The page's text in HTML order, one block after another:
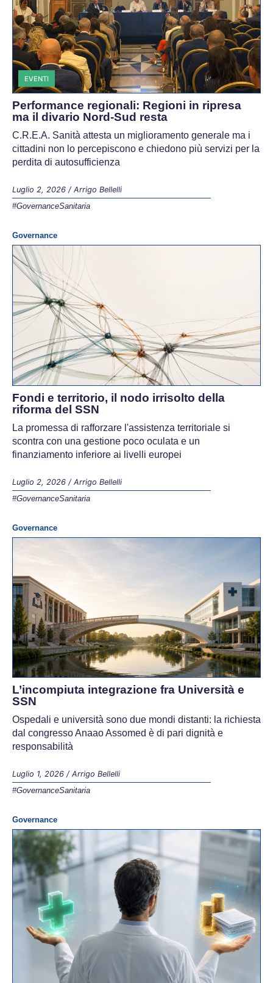
EVENTI
Performance regionali: Regioni in ripresa
ma il divario Nord-Sud resta
C.R.E.A. Sanità attesta un miglioramento generale ma i
cittadini non lo percepiscono e chiedono più servizi per la
perdita di autosufficienza
Luglio 2, 2026 / Arrigo Bellelli
#GovernanceSanitaria
Governance
Fondi e territorio, il nodo irrisolto della
riforma del SSN
La promessa di rafforzare l'assistenza territoriale si
scontra con una gestione poco oculata e un
finanziamento inferiore ai livelli europei
Luglio 2, 2026 / Arrigo Bellelli
#GovernanceSanitaria
Governance
L’incompiuta integrazione fra Università e
SSN
Ospedali e università sono due mondi distanti: la richiesta
dal congresso Anaao Assomed è di pari dignità e
responsabilità
Luglio 1, 2026 / Arrigo Bellelli
#GovernanceSanitaria
Governance